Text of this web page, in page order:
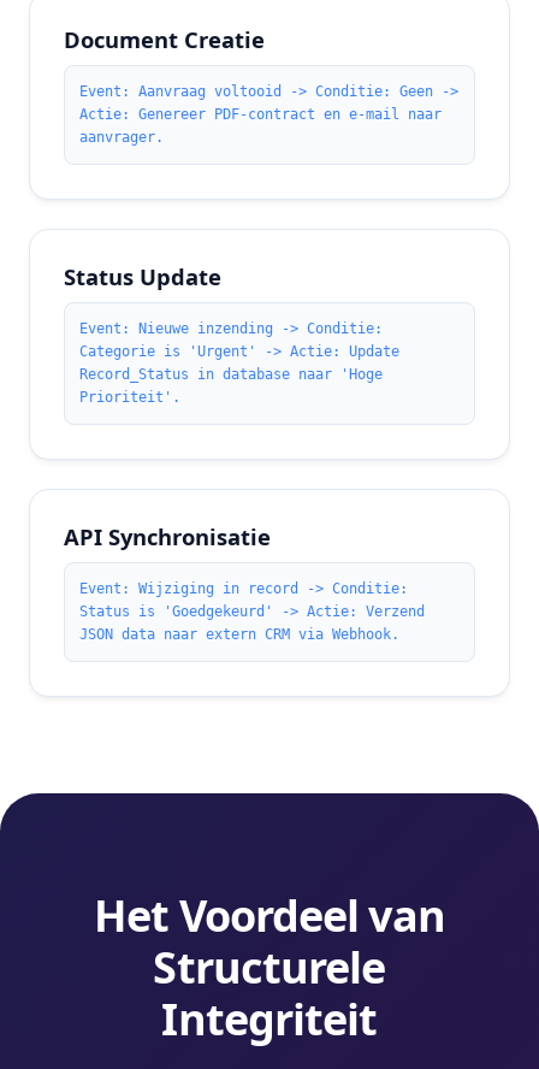
Document Creatie
Event: Aanvraag voltooid -> Conditie: Geen ->
Actie: Genereer PDF-contract en e-mail naar
aanvrager.
Status Update
Event: Nieuwe inzending -> Conditie:
Categorie is 'Urgent' -> Actie: Update
Record_Status in database naar 'Hoge
Prioriteit'.
API Synchronisatie
Event: Wijziging in record -> Conditie:
Status is 'Goedgekeurd' -> Actie: Verzend
JSON data naar extern CRM via Webhook.
Het Voordeel van
Structurele
Integriteit